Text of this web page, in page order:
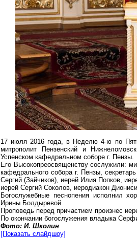
17 июля 2016 года, в Неделю 4-ю по
митрополит Пензенский и
Успенском кафедральном соборе г. Пензы.
Его Высокопреосвященству сослужили:
кафедрального собора г. Пензы,
Сергий (Зайчиков), иерей Илия Попков,
иерей Сергий Соколов, иеродиакон
Богослужебные песнопения исполнил
Ирины Болдыревой.
Проповедь перед причастием произнес
По окончании богослужения владыка
Фото: И. Школин
[Показать слайдшоу]